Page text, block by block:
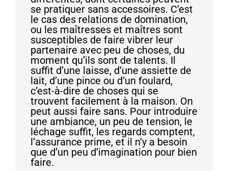
se pratiquer sans accessoires. C’est
le cas des relations de domination,
ou les maîtresses et maîtres sont
susceptibles de faire vibrer leur
partenaire avec peu de choses, du
moment qu’ils sont de talents. Il
suffit d’une laisse, d’une assiette de
lait, d’une pince ou d’un foulard,
c’est-à-dire de choses qui se
trouvent facilement à la maison. On
peut aussi faire sans. Pour introduire
une ambiance, un peu de tension, le
léchage suffit, les regards comptent,
l’assurance prime, et il n’y a besoin
que d’un peu d’imagination pour bien
faire.